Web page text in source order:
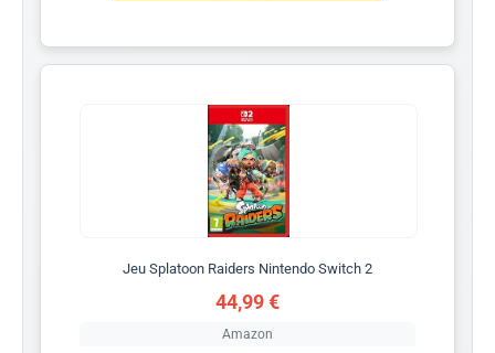
Jeu Splatoon Raiders Nintendo Switch 2
44,99 €
Amazon